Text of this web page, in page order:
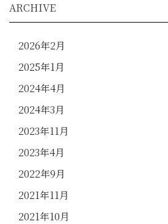
ARCHIVE
2026年2月
2025年1月
2024年4月
2024年3月
2023年11月
2023年4月
2022年9月
2021年11月
2021年10月